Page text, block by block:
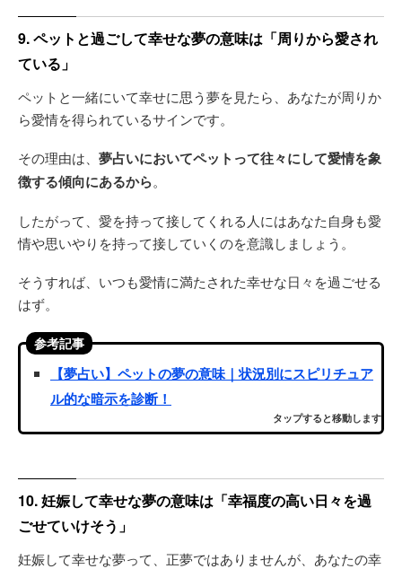
9. ペットと過ごして幸せな夢の意味は「周りから愛され
ている」
ペットと一緒にいて幸せに思う夢を見たら、あなたが周りか
ら愛情を得られているサインです。
その理由は、 夢占いにおいてペットって往々にして愛情を象
徴する傾向にあるから。
したがって、愛を持って接してくれる人にはあなた自身も愛
情や思いやりを持って接していくのを意識しましょう。
そうすれば、いつも愛情に満たされた幸せな日々を過ごせる
はず。
参考記事
【夢占い】ペットの夢の意味｜状況別にスピリチュア
ル的な暗示を診断！
タップすると移動します
10. 妊娠して幸せな夢の意味は「幸福度の高い日々を過
ごせていけそう」
妊娠して幸せな夢って、正夢ではありませんが、あなたの幸